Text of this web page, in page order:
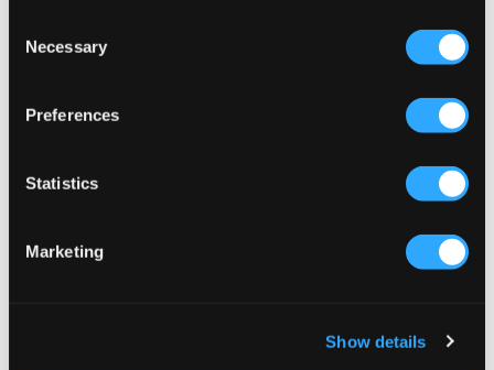
Selection
Necessary
Preferences
Statistics
Marketing
Show details
129 zł